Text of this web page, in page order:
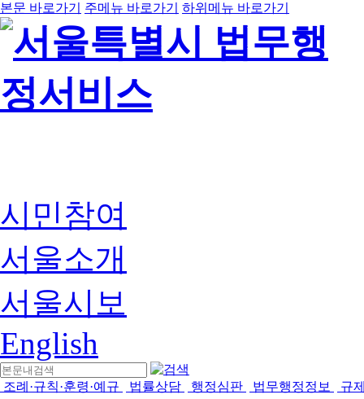
본문 바로가기 주메뉴 바로가기 하위메뉴 바로가기
시민참여
서울소개
서울시보
English
조례·규칙·훈령·예규 법률상담 행정심판 법무행정정보 규